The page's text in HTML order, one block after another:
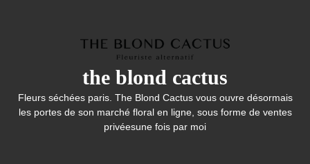
the blond cactus
Fleurs séchées paris. The Blond Cactus vous ouvre désormais
les portes de son marché floral en ligne, sous forme de ventes
privéesune fois par moi